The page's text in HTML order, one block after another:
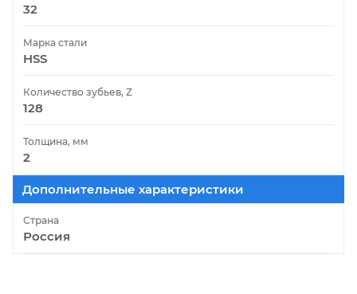
32
Марка стали
HSS
Количество зубьев, Z
128
Толщина, мм
2
Дополнительные характеристики
Страна
Россия